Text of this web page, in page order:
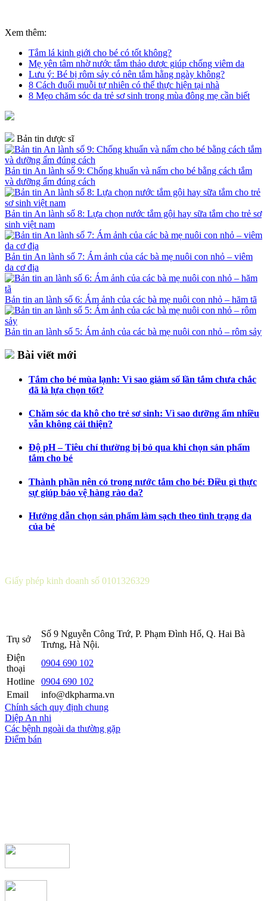
Xem thêm:
Tắm lá kinh giới cho bé có tốt không?
Mẹ yên tâm nhờ nước tắm thảo dược giúp chống viêm da
Lưu ý: Bé bị rôm sảy có nên tắm hằng ngày không?
8 Cách đuổi muỗi tự nhiên có thể thực hiện tại nhà
8 Mẹo chăm sóc da trẻ sơ sinh trong mùa đông mẹ cần biết
Bản tin dược sĩ
Bản tin An lành số 9: Chống khuẩn và nấm cho bé bằng cách tắm
và dưỡng ẩm đúng cách
Bản tin An lành số 8: Lựa chọn nước tắm gội hay sữa tắm cho trẻ sơ
sinh việt nam
Bản tin An lành số 7: Ám ảnh của các bà mẹ nuôi con nhỏ – viêm
da cơ địa
Bản tin an lành số 6: Ám ảnh của các bà mẹ nuôi con nhỏ – hăm tã
Bản tin an lành số 5: Ám ảnh của các bà mẹ nuôi con nhỏ – rôm sảy
Bài viết mới
Tắm cho bé mùa lạnh: Vì sao giảm số lần tắm chưa chắc
đã là lựa chọn tốt?
Chăm sóc da khô cho trẻ sơ sinh: Vì sao dưỡng ẩm nhiều
vẫn không cải thiện?
Độ pH – Tiêu chí thường bị bỏ qua khi chọn sản phẩm
tắm cho bé
Thành phần nên có trong nước tắm cho bé: Điều gì thực
sự giúp bảo vệ hàng rào da?
Hướng dẫn chọn sản phẩm làm sạch theo tình trạng da
của bé
Giấy phép kinh doanh số 0101326329
Trụ sở
Số 9 Nguyễn Công Trứ, P. Phạm Đình Hổ, Q. Hai Bà
Trưng, Hà Nội.
Điện
thoại
0904 690 102
Hotline
0904 690 102
Email
info@dkpharma.vn
Chính sách quy định chung
Diệp An nhi
Các bệnh ngoài da thường gặp
Điểm bán